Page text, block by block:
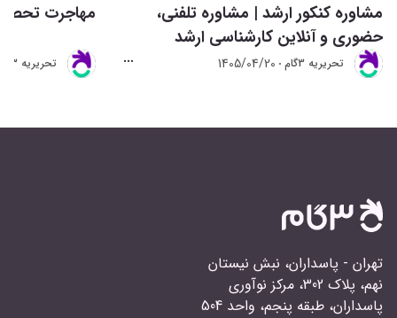
مشاوره کنکور ارشد | مشاوره تلفنی،
حضوری و آنلاین کارشناسی ارشد
تحريريه 3گام 1405/04/20
مهاجرت
تحريريه 3گام
تهران - پاسداران، نبش نیستان
نهم، پلاک 302، مرکز نوآوری
پاسداران، طبقه پنجم، واحد 504